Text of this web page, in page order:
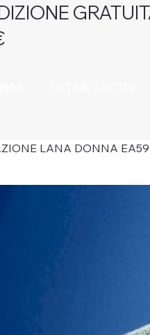
LANA DONNA